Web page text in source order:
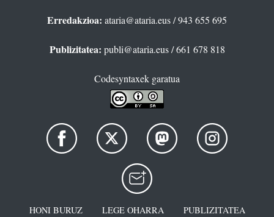
Erredakzioa: ataria@ataria.eus/ 943 655 695
Publizitatea: publi@ataria.eus/ 661 678 818
Codesyntaxek garatua
HONI BURUZ LEGE OHARRA
PUBLIZITATEA